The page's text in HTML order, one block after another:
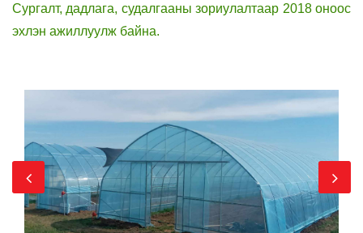
Сургалт, дадлага, судалгааны зориулалтаар 2018 оноос
эхлэн ажиллуулж байна.